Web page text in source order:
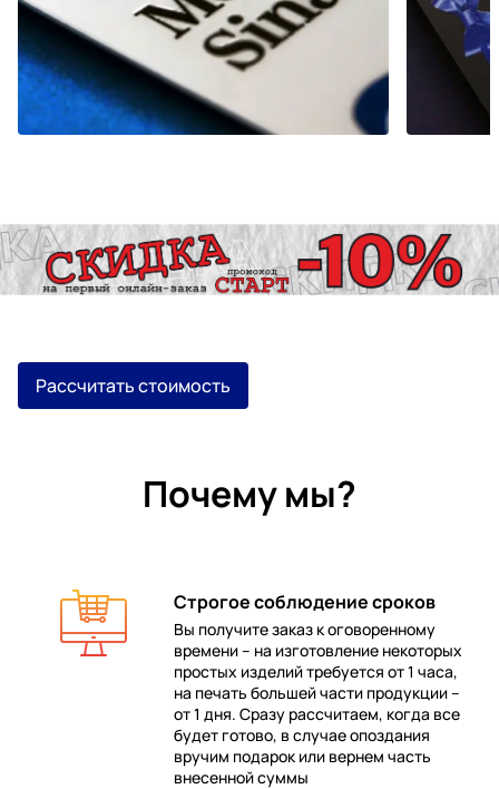
Рассчитать стоимость
Почему мы?
Строгое соблюдение сроков
Вы получите заказ к оговоренному
времени – на изготовление некоторых
простых изделий требуется от 1 часа,
на печать большей части продукции –
от 1 дня. Сразу рассчитаем, когда все
будет готово, в случае опоздания
вручим подарок или вернем часть
внесенной суммы